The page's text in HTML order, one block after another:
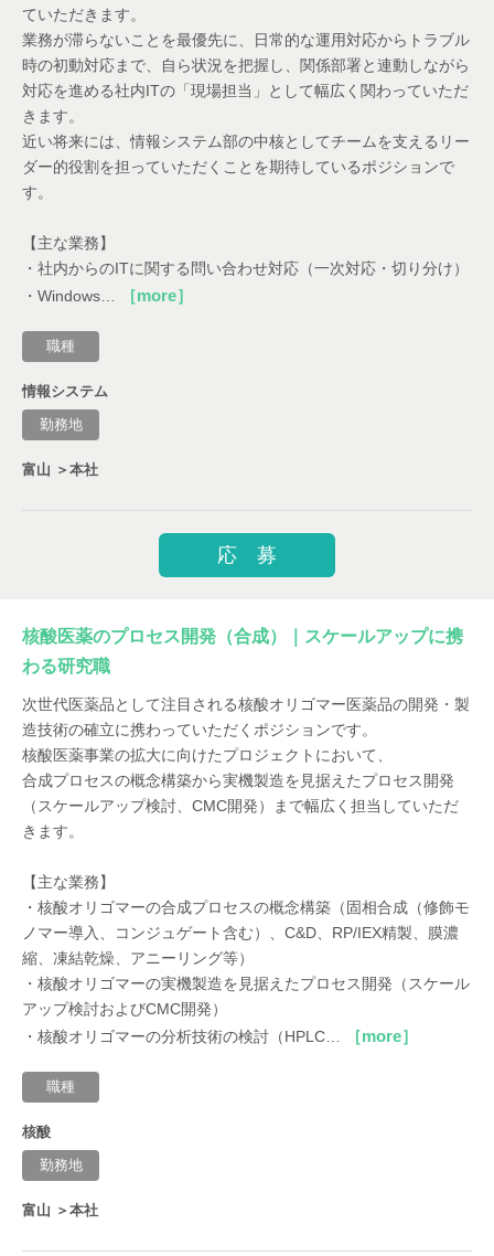
ていただきます。
業務が滞らないことを最優先に、日常的な運用対応からトラブル
時の初動対応まで、自ら状況を把握し、関係部署と連動しながら
対応を進める社内ITの「現場担当」として幅広く関わっていただ
きます。
近い将来には、情報システム部の中核としてチームを支えるリー
ダー的役割を担っていただくことを期待しているポジションで
す。
【主な業務】
・社内からのITに関する問い合わせ対応（一次対応・切り分け）
・Windows…
［more］
職種
情報システム
勤務地
富山 ＞本社
応 募
核酸医薬のプロセス開発（合成）｜スケールアップに携
わる研究職
次世代医薬品として注目される核酸オリゴマー医薬品の開発・製
造技術の確立に携わっていただくポジションです。
核酸医薬事業の拡大に向けたプロジェクトにおいて、
合成プロセスの概念構築から実機製造を見据えたプロセス開発
（スケールアップ検討、CMC開発）まで幅広く担当していただ
きます。
【主な業務】
・核酸オリゴマーの合成プロセスの概念構築（固相合成（修飾モ
ノマー導入、コンジュゲート含む）、C&D、RP/IEX精製、膜濃
縮、凍結乾燥、アニーリング等）
・核酸オリゴマーの実機製造を見据えたプロセス開発（スケール
アップ検討およびCMC開発）
・核酸オリゴマーの分析技術の検討（HPLC…
［more］
職種
核酸
勤務地
富山 ＞本社